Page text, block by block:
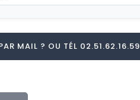
MAIL ? OU TÉL 02.51.62.16.59